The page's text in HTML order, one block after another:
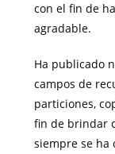
con el fin de
agradable.
Ha publicado
campos de
particiones,
fin de brindar
siempre se ha